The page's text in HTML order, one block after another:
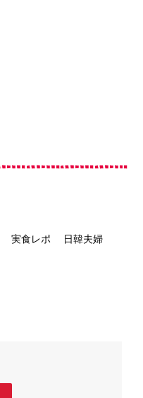
実食レポ 日韓夫婦